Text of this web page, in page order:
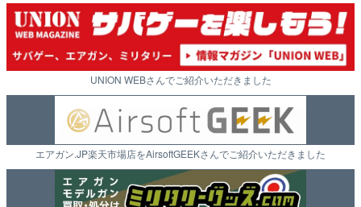
UNION WEBさんでご紹介いただきました
エアガン.JP楽天市場店をAirsoftGEEKさんでご紹介いただきました